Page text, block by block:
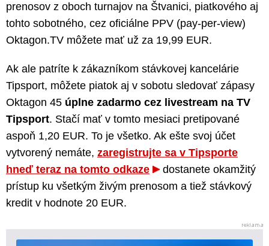
prenosov z oboch turnajov na Štvanici, piatkového aj
tohto sobotného, cez oficiálne PPV (pay-per-view)
Oktagon.TV môžete mať už za 19,99 EUR.
Ak ale patríte k zákazníkom stávkovej kancelárie
Tipsport, môžete piatok aj v sobotu sledovať zápasy
Oktagon 45 úplne zadarmo cez livestream na TV
Tipsport. Stačí mať v tomto mesiaci pretipované
aspoň 1,20 EUR. To je všetko. Ak ešte svoj účet
vytvorený nemáte, zaregistrujte sa v Tipsporte
hneď teraz na tomto odkaze
dostanete okamžitý
prístup ku všetkým živým prenosom a tiež stávkový
kredit v hodnote 20 EUR.